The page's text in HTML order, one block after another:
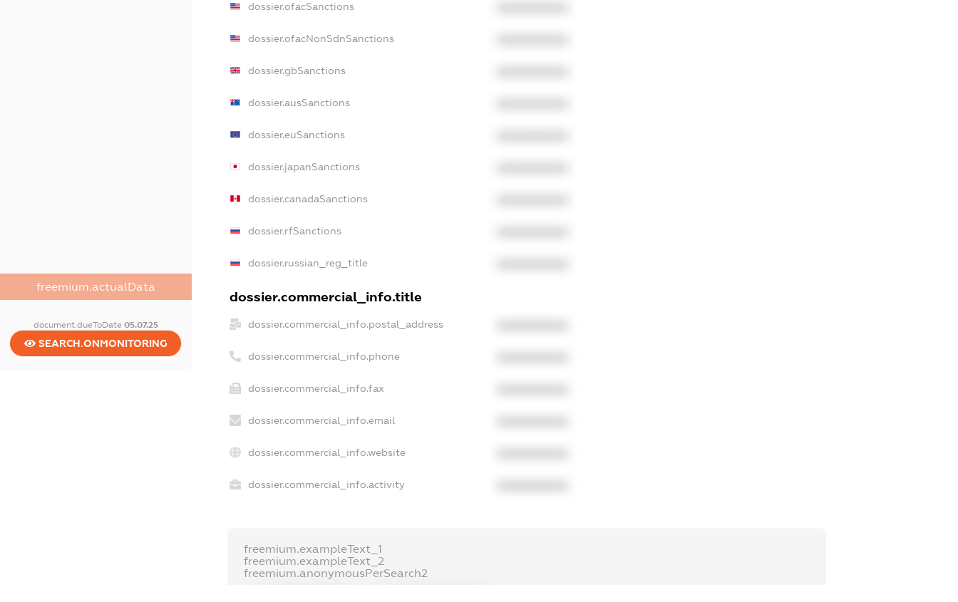
freemium.actualData
document.dueToDate 05.07.25
SEARCH.ONMONITORING
dossier.ofacSanctions
dossier.ofacNonSdnSanctions
dossier.gbSanctions
dossier.ausSanctions
dossier.euSanctions
dossier.japanSanctions
dossier.canadaSanctions
dossier.rfSanctions
dossier.russian_reg_title
dossier.commercial_info.title
dossier.commercial_info.postal_address
dossier.commercial_info.phone
dossier.commercial_info.fax
dossier.commercial_info.email
dossier.commercial_info.website
dossier.commercial_info.activity
freemium.exampleText_1
freemium.exampleText_2
freemium.anonymousPerSearch2